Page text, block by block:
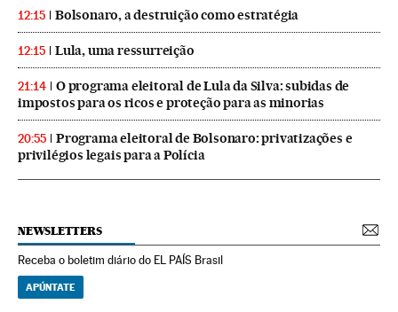
12:15 Bolsonaro, a destruição como estratégia
12:15 Lula, uma ressurreição
21:14
O programa eleitoral de Lula da Silva: subidas de
impostos para os ricos e proteção para as minorias
20:55
Programa eleitoral de Bolsonaro: privatizações e
privilégios legais para a Polícia
NEWSLETTERS
Receba o boletim diário do EL PAÍS Brasil
APÚNTATE